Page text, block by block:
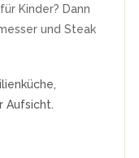
Kinder? Dann
und Steak
Aufsicht.